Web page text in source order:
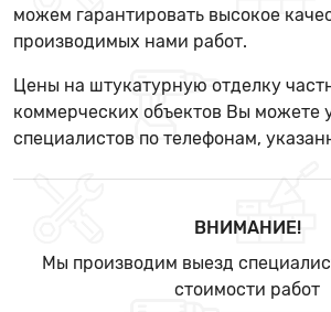
можем гарантировать высокое
производимых нами работ.
Цены на штукатурную отделку
коммерческих объектов Вы можете
специалистов по телефонам,
ВНИМАНИЕ!
Мы производим выезд
стоимости работ